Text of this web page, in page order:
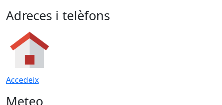
Adreces i telèfons
Accedeix
Meteo